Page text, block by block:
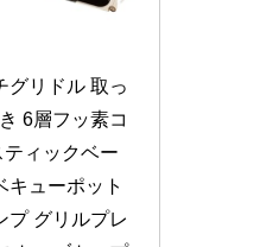
グリドル 取っ
6層フッ素コ
ィックベー
キューポット
プ グリルプレ